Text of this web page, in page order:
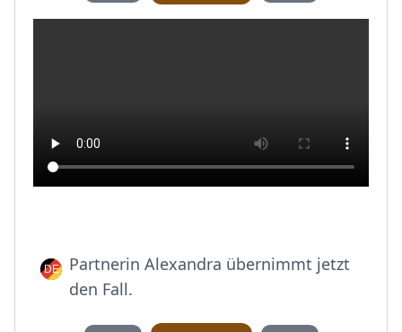
Partnerin Alexandra übernimmt jetzt
den Fall.